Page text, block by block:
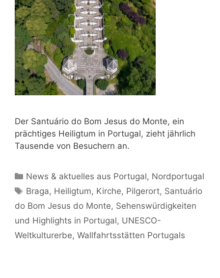
Der Santuário do Bom Jesus do Monte, ein
prächtiges Heiligtum in Portugal, zieht jährlich
Tausende von Besuchern an.
Kategorien
News & aktuelles aus Portugal, Nordportugal
Schlagwörter
Braga, Heiligtum, Kirche, Pilgerort, Santuário
do Bom Jesus do Monte, Sehenswürdigkeiten
und Highlights in Portugal, UNESCO-
Weltkulturerbe, Wallfahrtsstätten Portugals